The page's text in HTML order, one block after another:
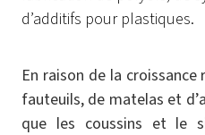
d’additifs pour plastiques.
En raison de la
fauteuils, de matelas et
que les coussins et le